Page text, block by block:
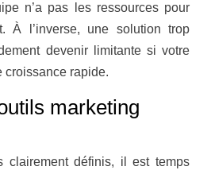
n’a pas les ressources pour
À l’inverse, une solution trop
devenir limitante si votre
croissance rapide.
marketing
clairement définis, il est temps